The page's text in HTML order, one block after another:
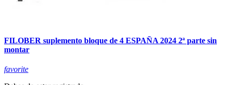
FILOBER suplemento bloque de 4 ESPAÑA 2024 2ª parte sin
montar
favorite